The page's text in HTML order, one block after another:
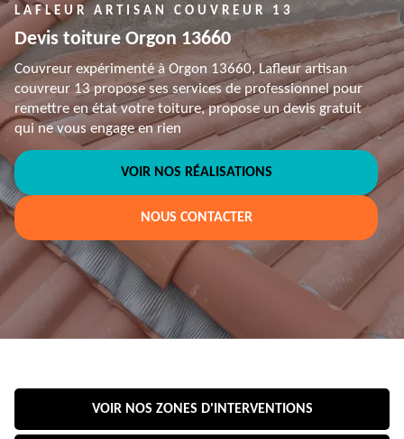
LAFLEUR ARTISAN COUVREUR 13
Devis toiture Orgon 13660
Couvreur expérimenté à Orgon 13660, Lafleur artisan
couvreur 13 propose ses services de professionnel pour
remettre en état votre toiture, propose un devis gratuit
qui ne vous engage en rien
VOIR NOS RÉALISATIONS
NOUS CONTACTER
VOIR NOS ZONES D'INTERVENTIONS